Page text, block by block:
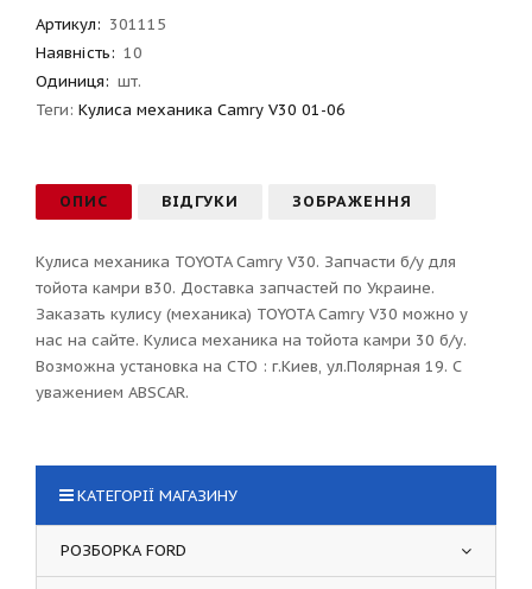
Артикул: 301115
Наявність: 10
Одиниця: шт.
Теги: Кулиса механика Camry V30 01-06
ОПИС ВІДГУКИ ЗОБРАЖЕННЯ
Кулиса механика TOYOTA Camry V30. Запчасти б/у для
тойота камри в30. Доставка запчастей по Украине.
Заказать кулису (механика) TOYOTA Camry V30 можно у
нас на сайте. Кулиса механика на тойота камри 30 б/у.
Возможна установка на СТО : г.Киев, ул.Полярная 19. С
уважением ABSCAR.
КАТЕГОРІЇ МАГАЗИНУ
РОЗБОРКА FORD